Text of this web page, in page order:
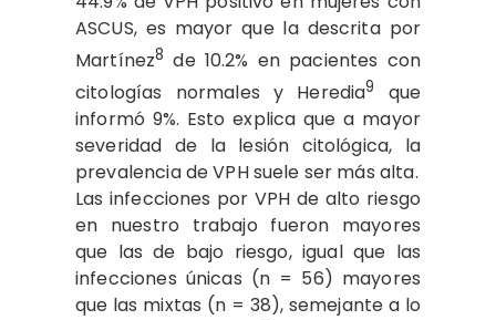
ASCUS, es mayor que la descrita por
Martínez8 de 10.2% en pacientes con
citologías normales y Heredia9
que
informó 9%. Esto explica que a mayor
severidad de la lesión citológica, la
prevalencia de VPH suele ser más alta.
Las infecciones por VPH de alto riesgo
en nuestro trabajo fueron mayores
que las de bajo riesgo, igual que las
infecciones únicas (n = 56) mayores
que las mixtas (n = 38), semejante a lo